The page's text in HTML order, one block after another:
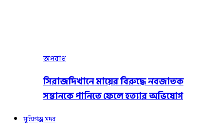
অপরাধ
সিরাজদিখানে মায়ের বিরুদ্ধে নবজাতক
সন্তানকে পানিতে ফেলে হত্যার অভিযোগ
মুন্সিগঞ্জ সদর